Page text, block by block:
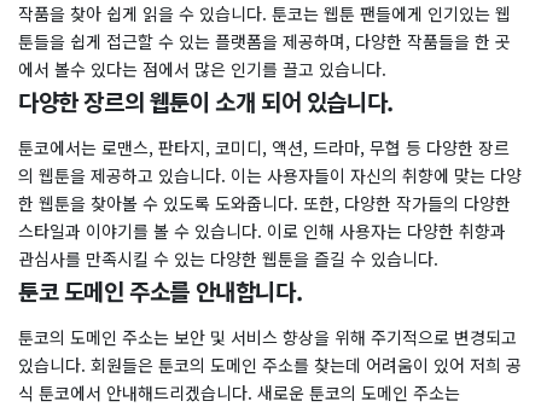
작품을 찾아 쉽게 읽을 수 있습니다. 툰코는 웹툰 팬들에게 인기있는 웹
툰들을 쉽게 접근할 수 있는 플랫폼을 제공하며, 다양한 작품들을 한 곳
에서 볼수 있다는 점에서 많은 인기를 끌고 있습니다.
​다양한 장르의 웹툰이 소개 되어 있습니다.
툰코에서는 로맨스, 판타지, 코미디, 액션, 드라마, 무협 등 다양한 장르
의 웹툰을 제공하고 있습니다. 이는 사용자들이 자신의 취향에 맞는 다양
한 웹툰을 찾아볼 수 있도록 도와줍니다. 또한, 다양한 작가들의 다양한
스타일과 이야기를 볼 수 있습니다. 이로 인해 사용자는 다양한 취향과
관심사를 만족시킬 수 있는 다양한 웹툰을 즐길 수 있습니다.
툰코 도메인 주소를 안내합니다.
툰코의 도메인 주소는 보안 및 서비스 향상을 위해 주기적으로 변경되고
있습니다. 회원들은 툰코의 도메인 주소를 찾는데 어려움이 있어 저희 공
식 툰코에서 안내해드리겠습니다. 새로운 툰코의 도메인 주소는